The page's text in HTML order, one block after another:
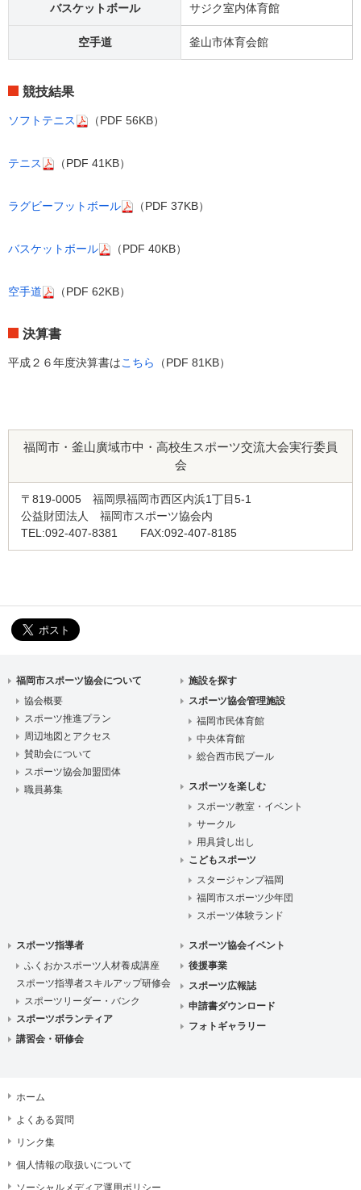
バスケットボール サジク室内体育館
空手道 釜山市体育会館
競技結果
ソフトテニス （PDF 56KB）
テニス （PDF 41KB）
ラグビーフットボール （PDF 37KB）
バスケットボール （PDF 40KB）
空手道 （PDF 62KB）
決算書
平成２６年度決算書はこちら （PDF 81KB）
福岡市・釜山廣域市中・高校生スポーツ交流大会実行委員
会
〒819-0005 福岡県福岡市西区内浜1丁目5-1
公益財団法人 福岡市スポーツ協会内
TEL:092-407-8381 FAX:092-407-8185
福岡市スポーツ協会について
協会概要
スポーツ推進プラン
周辺地図とアクセス
賛助会について
スポーツ協会加盟団体
職員募集
施設を探す
スポーツ協会管理施設
福岡市民体育館
中央体育館
総合西市民プール
スポーツを楽しむ
スポーツ教室・イベント
サークル
用具貸し出し
こどもスポーツ
スタージャンプ福岡
福岡市スポーツ少年団
スポーツ体験ランド
スポーツ指導者
ふくおかスポーツ人材養成講座
スポーツ指導者スキルアップ研修会
スポーツリーダー・バンク
スポーツボランティア
講習会・研修会
スポーツ協会イベント
後援事業
スポーツ広報誌
申請書ダウンロード
フォトギャラリー
ホーム
よくある質問
リンク集
個人情報の取扱いについて
ソーシャルメディア運用ポリシー